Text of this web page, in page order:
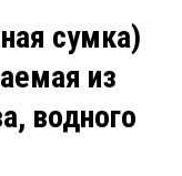
сумка)
из
водного